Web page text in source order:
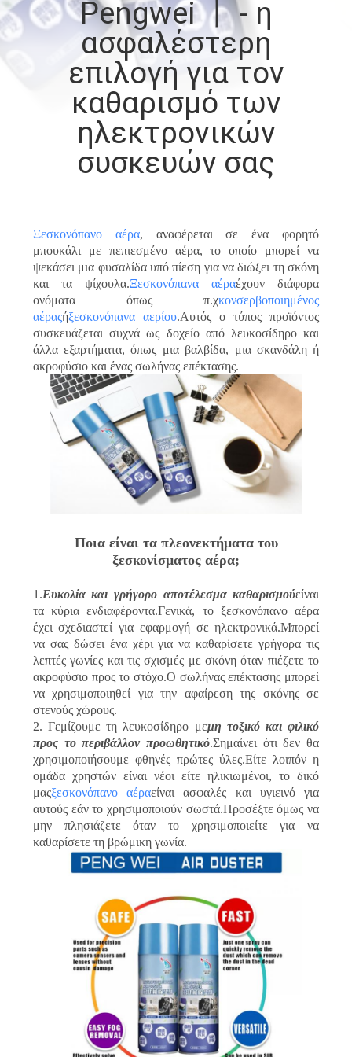
ΓΎΡΟΣ
ΕΡΓΟΣΤΑΣΊΩΝ
ΠΟΙΟΤΙΚΌΣ
ΈΛΕΓΧΟΣ
ΌΛΕΣ
ΠΕΡΙΠΤΏΣΕΙΣ
SITEMAP
ΠΟΛΙΤΙΚΉ
ΑΠΟΡΡΉΤΟΥ
Pengwei 丨 - η
ασφαλέστερη
επιλογή για τον
καθαρισμό των
ηλεκτρονικών
συσκευών σας
Ξεσκονόπανο αέρα, αναφέρεται σε ένα φορητό
μπουκάλι με πεπιεσμένο αέρα, το οποίο μπορεί να
ψεκάσει μια φυσαλίδα υπό πίεση για να διώξει τη σκόνη
και τα ψίχουλα.Ξεσκονόπανα αέραέχουν διάφορα
ονόματα όπως π.χκονσερβοποιημένος
αέραςήξεσκονόπανα αερίου.Αυτός ο τύπος προϊόντος
συσκευάζεται συχνά ως δοχείο από λευκοσίδηρο και
άλλα εξαρτήματα, όπως μια βαλβίδα, μια σκανδάλη ή
ακροφύσιο και ένας σωλήνας επέκτασης.
Ποια είναι τα πλεονεκτήματα του
ξεσκονίσματος αέρα;
1.Ευκολία και γρήγορο αποτέλεσμα καθαρισμούείναι
τα κύρια ενδιαφέροντα.Γενικά, το ξεσκονόπανο αέρα
έχει σχεδιαστεί για εφαρμογή σε ηλεκτρονικά.Μπορεί
να σας δώσει ένα χέρι για να καθαρίσετε γρήγορα τις
λεπτές γωνίες και τις σχισμές με σκόνη όταν πιέζετε το
ακροφύσιο προς το στόχο.Ο σωλήνας επέκτασης μπορεί
να χρησιμοποιηθεί για την αφαίρεση της σκόνης σε
στενούς χώρους.
2. Γεμίζουμε τη λευκοσίδηρο μεμη τοξικό και φιλικό
προς το περιβάλλον προωθητικό.Σημαίνει ότι δεν θα
χρησιμοποιήσουμε φθηνές πρώτες ύλες.Είτε λοιπόν η
ομάδα χρηστών είναι νέοι είτε ηλικιωμένοι, το δικό
μαςξεσκονόπανο αέραείναι ασφαλές και υγιεινό για
αυτούς εάν το χρησιμοποιούν σωστά.Προσέξτε όμως να
μην πλησιάζετε όταν το χρησιμοποιείτε για να
καθαρίσετε τη βρώμικη γωνία.